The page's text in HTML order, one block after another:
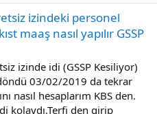
izindeki personel
maaş nasıl yapılır GSSP
izinde idi (GSSP Kesiliyor)
03/02/2019 da tekrar
nasıl hesaplarım KBS den.
kolaydı.Terfi den girip